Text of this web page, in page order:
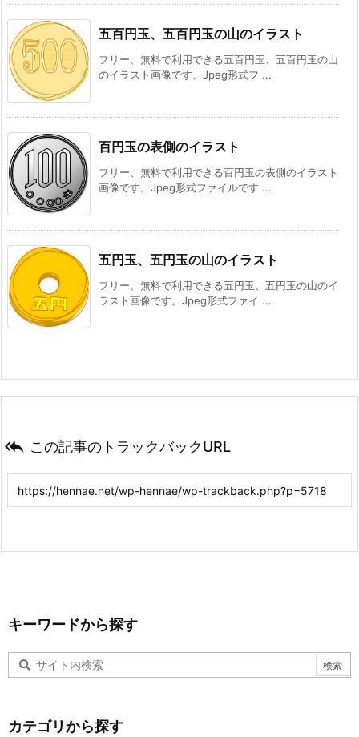
五百円玉、五百円玉の山のイラスト
フリー、無料で利用できる五百円玉、五百円玉の山
のイラスト画像です。Jpeg形式フ ...
百円玉の表側のイラスト
フリー、無料で利用できる百円玉の表側のイラスト
画像です。Jpeg形式ファイルです ...
五円玉、五円玉の山のイラスト
フリー、無料で利用できる五円玉、五円玉の山のイ
ラスト画像です。Jpeg形式ファイ ...
 この記事のトラックバックURL
キーワードから探す
カテゴリから探す